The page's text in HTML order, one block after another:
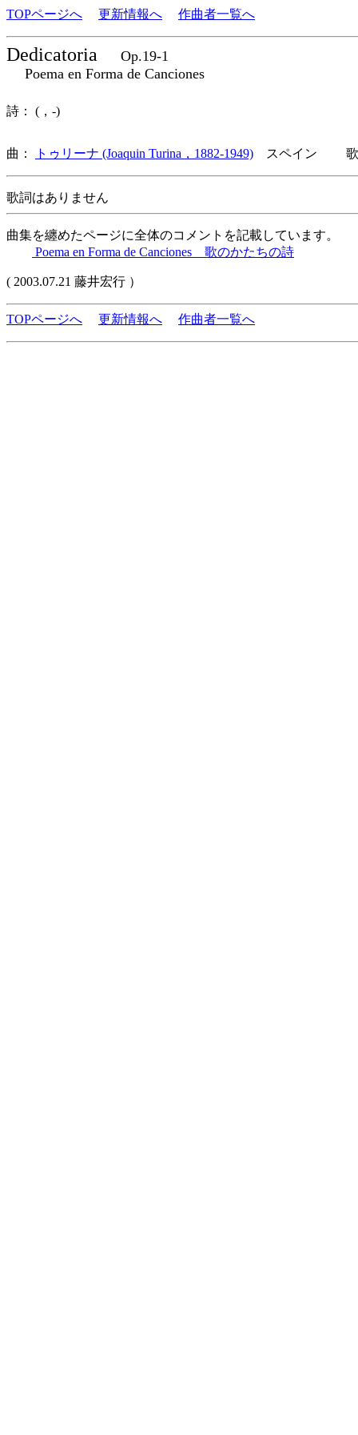
TOPページへ 更新情報へ 作曲者一覧へ
Dedicatoria
Op.19-1
Poema en Forma de Canciones
詩： (，-)
曲： トゥリーナ (Joaquin Turina，1882-1949) スペイン 歌
歌詞はありません
曲集を纏めたページに全体のコメントを記載しています。
Poema en Forma de Canciones 歌のかたちの詩
( 2003.07.21 藤井宏行 ）
TOPページへ 更新情報へ 作曲者一覧へ